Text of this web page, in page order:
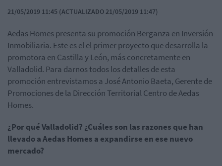
21/05/2019 11:45 (ACTUALIZADO 21/05/2019 11:47)
Aedas Homes presenta su promoción Berganza en Inversión
Inmobiliaria. Este es el el primer proyecto que desarrolla la
promotora en Castilla y León, más concretamente en
Valladolid. Para darnos todos los detalles de esta
promoción entrevistamos a José Antonio Baeta, Gerente de
Promociones de la Dirección Territorial Centro de Aedas
Homes.
¿Por qué Valladolid? ¿Cuáles son las razones que han
llevado a Aedas Homes a expandirse en ese nuevo
mercado?